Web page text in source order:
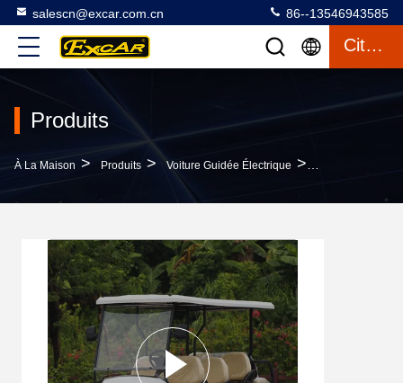
salescn@excar.com.cn 86--13546943585
Citation
Produits
À La Maison > Produits > Voiture Guidée Électrique >